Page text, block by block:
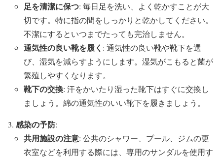
足を清潔に保つ: 毎日足を洗い、よく乾かすことが大
切です。特に指の間をしっかりと乾かしてください。
不潔にするといつまでたっても完治しません。
通気性の良い靴を履く : 通気性の良い靴や靴下を選
び、湿気を減らすようにします。湿気がこもると菌が
繁殖しやすくなります。
靴下の交換: 汗をかいたり湿った靴下はすぐに交換し
ましょう。綿の通気性のいい靴下を履きましょう。
感染の予防:
共用施設の注意: 公共のシャワー、プール、ジムの更
衣室などを利用する際には、専用のサンダルを使用す